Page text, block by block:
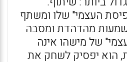
העצמי" שלו ומשתף
מהדהדת ומסבה
של מישהו אינה
הוא יפסיק לשחק את